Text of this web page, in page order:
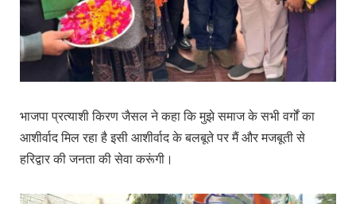
भाजपा प्रत्याशी किरण जैसल ने कहा कि मुझे समाज के सभी वर्गों का
आशीर्वाद मिल रहा है इसी आशीर्वाद के बलबूते पर मैं और मजबूती से
हरिद्वार की जनता की सेवा करूंगी।